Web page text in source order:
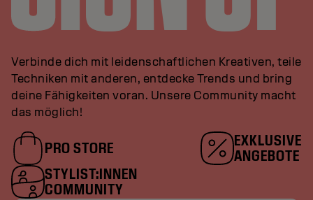
Verbinde dich mit leidenschaftlichen Kreativen, teile
Techniken mit anderen, entdecke Trends und bring
deine Fähigkeiten voran. Unsere Community macht
das möglich!
PRO STORE
EXKLUSIVE
ANGEBOTE
STYLIST:INNEN
COMMUNITY